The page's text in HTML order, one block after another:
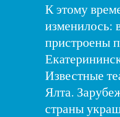
К этому
изменилось:
пристроены
Известные
Ялта.
страны